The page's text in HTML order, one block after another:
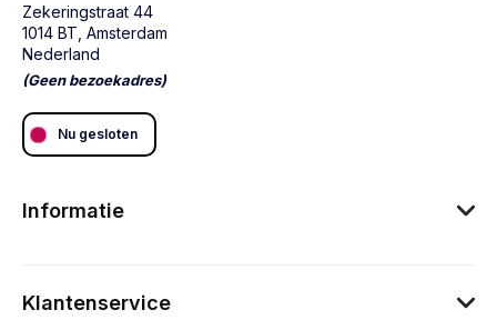
Zekeringstraat 44
1014 BT, Amsterdam
Nederland
(Geen bezoekadres)
Nu gesloten
Informatie
Klantenservice